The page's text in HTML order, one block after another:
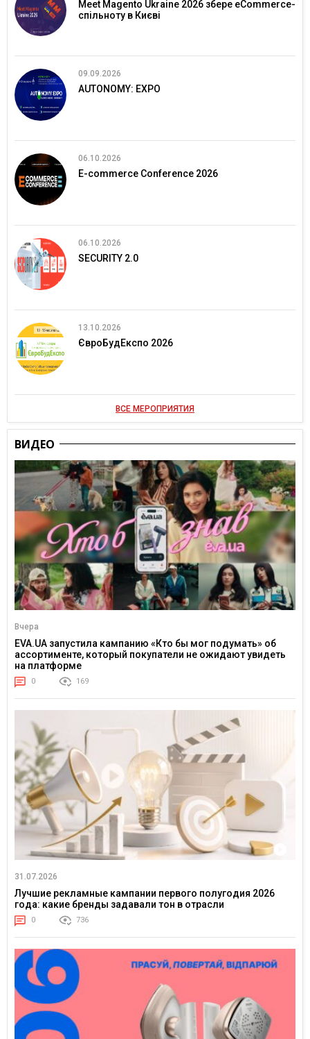
Meet Magento Ukraine 2026 збере eCommerce-
спільноту в Києві
09.09.2026
AUTONOMY: EXPO
06.10.2026
E-commerce Conference 2026
06.10.2026
SECURITY 2.0
13.10.2026
ЄвроБудЕкспо 2026
ВСЕ МЕРОПРИЯТИЯ
ВИДЕО
Вчера
EVA.UA запустила кампанию «Кто бы мог подумать» об
ассортименте, который покупатели не ожидают увидеть
на платформе
0 169
31.07.2026
Лучшие рекламные кампании первого полугодия 2026
года: какие бренды задавали тон в отрасли
0 736